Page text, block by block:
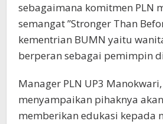
sebagaimana komitmen PLN
semangat ”Stronger Than
kementrian BUMN yaitu
berperan sebagai pemimpin
Manager PLN UP3
menyampaikan pihaknya
memberikan edukasi kepada